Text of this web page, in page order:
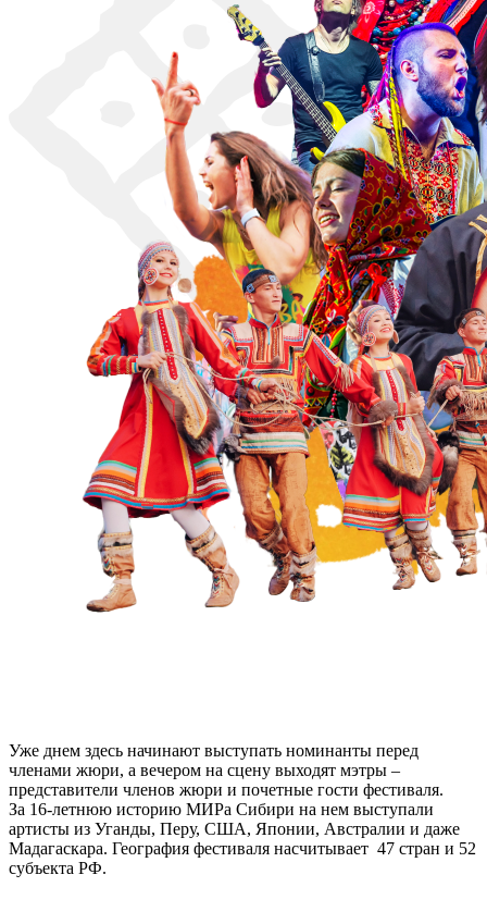
Уже днем здесь начинают выступать номинанты перед
членами жюри, а вечером на сцену выходят мэтры –
представители членов жюри и почетные гости фестиваля.
За 16-летнюю историю МИРа Сибири на нем выступали
артисты из Уганды, Перу, США, Японии, Австралии и даже
Мадагаскара. География фестиваля насчитывает 47 стран и 52
субъекта РФ.